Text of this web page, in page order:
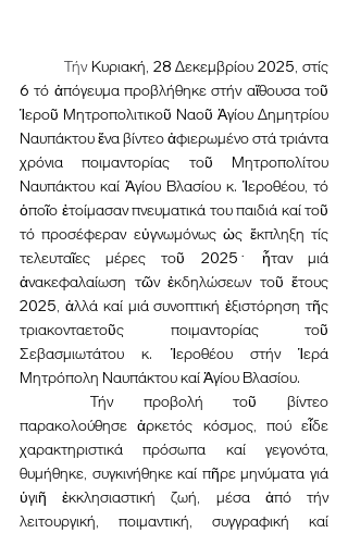
	Τήν
Κυριακή, 28 Δεκεμβρίου 2025, στίς
6 τό ἀπόγευμα προβλήθηκε στήν αἴθουσα τοῦ
Ἱεροῦ Μητροπολιτικοῦ Ναοῦ Ἁγίου Δημητρίου
Ναυπάκτου ἕνα βίντεο ἀφιερωμένο στά τριάντα
χρόνια ποιμαντορίας τοῦ Μητροπολίτου
Ναυπάκτου καί Ἁγίου Βλασίου κ. Ἱεροθέου, τό
ὁποῖο ἑτοίμασαν πνευματικά του παιδιά καί τοῦ
τό προσέφεραν εὐγνωμόνως ὡς ἔκπληξη τίς
τελευταῖες μέρες τοῦ 2025﮲ ἦταν μιά
ἀνακεφαλαίωση τῶν ἐκδηλώσεων τοῦ ἔτους
2025, ἀλλά καί μιά συνοπτική ἐξιστόρηση τῆς
τριακονταετοῦς ποιμαντορίας τοῦ
Σεβασμιωτάτου κ. Ἱεροθέου στήν Ἱερά
Μητρόπολη Ναυπάκτου καί Ἁγίου Βλασίου.
παρακολούθησε ἀρκετός κόσμος, πού εἶδε
χαρακτηριστικά πρόσωπα καί γεγονότα,
θυμήθηκε, συγκινήθηκε καί πῆρε μηνύματα γιά
ὑγιῆ ἐκκλησιαστική ζωή, μέσα ἀπό τήν
λειτουργική, ποιμαντική, συγγραφική καί